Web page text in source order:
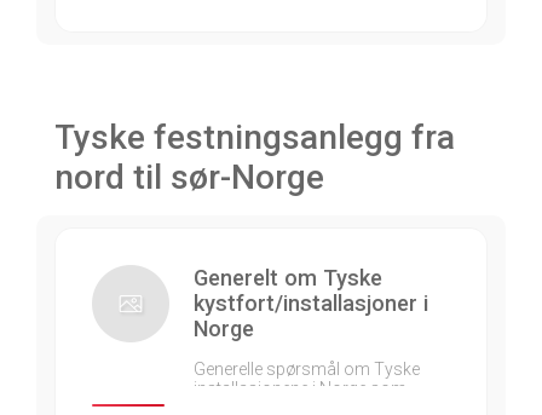
Tyske festningsanlegg fra
nord til sør-Norge
Generelt om Tyske
kystfort/installasjoner i
Norge
Generelle spørsmål om Tyske
installasjonene i Norge som…